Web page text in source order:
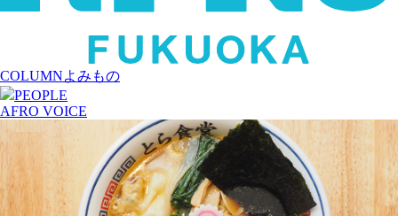
COLUMNよみもの
PEOPLE
AFRO VOICE